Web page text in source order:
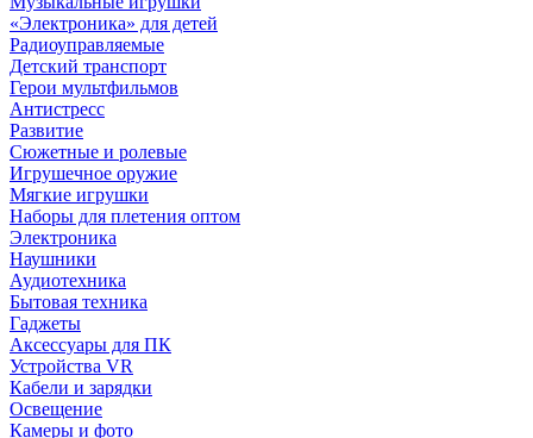
«Электроника» для детей
Радиоуправляемые
Детский транспорт
Герои мультфильмов
Антистресс
Развитие
Сюжетные и ролевые
Игрушечное оружие
Мягкие игрушки
Наборы для плетения оптом
Электроника
Наушники
Аудиотехника
Бытовая техника
Гаджеты
Аксессуары для ПК
Устройства VR
Кабели и зарядки
Освещение
Камеры и фото